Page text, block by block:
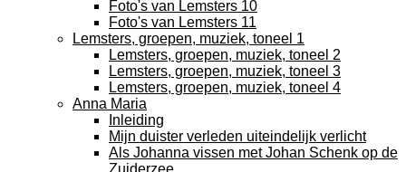
Foto's van Lemsters 10
Foto's van Lemsters 11
Lemsters, groepen, muziek, toneel 1
Lemsters, groepen, muziek, toneel 2
Lemsters, groepen, muziek, toneel 3
Lemsters, groepen, muziek, toneel 4
Anna Maria
Inleiding
Mijn duister verleden uiteindelijk verlicht
Als Johanna vissen met Johan Schenk op de
Zuiderzee